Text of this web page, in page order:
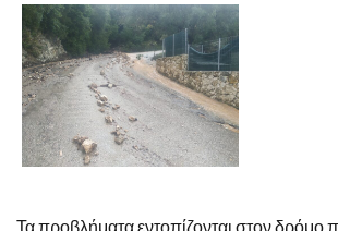
Τα προβλήματα εντοπίζονται στον δρόμο